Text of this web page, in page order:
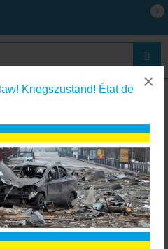
Kriegszustand! État de
×
0